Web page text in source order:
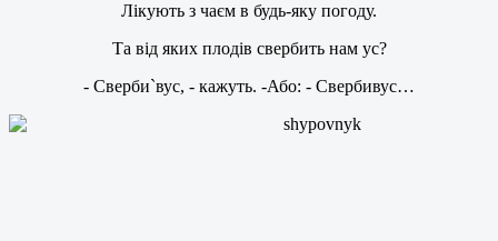
Лікують з чаєм в будь-яку погоду.
Та від яких плодів свербить нам ус?
- Сверби`вус, - кажуть. -Або: - Свербивус…